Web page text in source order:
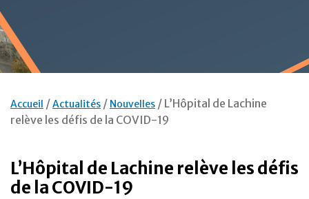
Accueil Actualités Nouvelles
L’Hôpital de Lachine
relève les défis de la COVID-19
L’Hôpital de Lachine relève les défis
de la COVID-19